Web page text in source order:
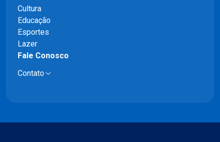
Cultura
Educação
Esportes
Lazer
Fale Conosco
Contato